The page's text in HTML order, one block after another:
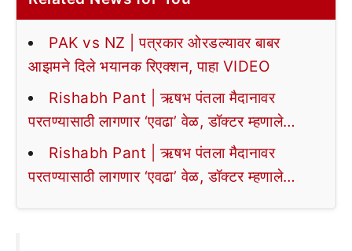
PAK vs NZ | पत्रकार ओरडल्यावर बाबर
आझमने दिले भयानक रिएक्शन, पाहा VIDEO
Rishabh Pant | ऋषभ पंतला मैदानावर
परतण्यासाठी लागणार ‘एवढा’ वेळ, डॉक्टर म्हणाले…
Rishabh Pant | ऋषभ पंतला मैदानावर
परतण्यासाठी लागणार ‘एवढा’ वेळ, डॉक्टर म्हणाले…